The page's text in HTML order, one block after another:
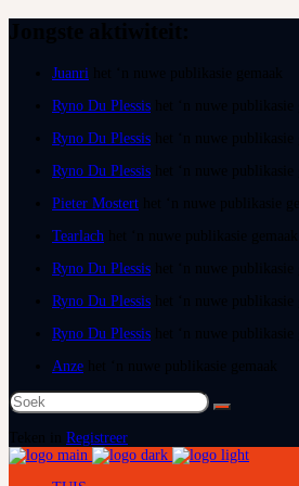
Juanri
Ryno Du Plessis
Ryno Du Plessis
Ryno Du Plessis
Pieter Mostert
Tearlach
Ryno Du Plessis
Ryno Du Plessis
Ryno Du Plessis
Anze
Soek
na:
Registreer